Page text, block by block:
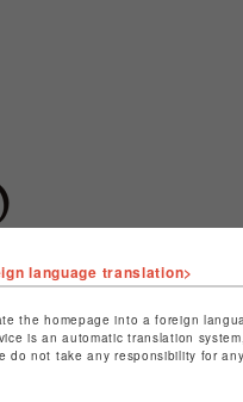
language translation>
the homepage into a foreign
is an automatic translation
do not take any responsibility for